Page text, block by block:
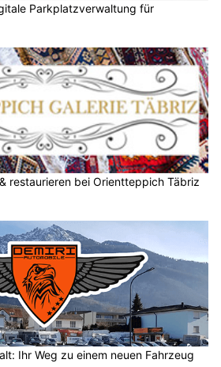
Parkplatzverwaltung für
restaurieren bei Orientteppich Täbriz
Ihr Weg zu einem neuen Fahrzeug